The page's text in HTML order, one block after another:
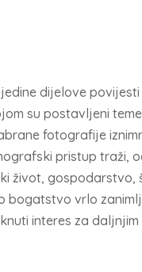
dijelove
su postavljeni
fotografije
pristup traži,
život, gospodarstvo,
bogatstvo vrlo
interes za